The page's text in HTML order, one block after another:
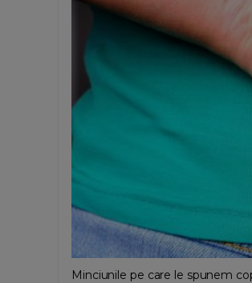
Minciunile pe care le spunem